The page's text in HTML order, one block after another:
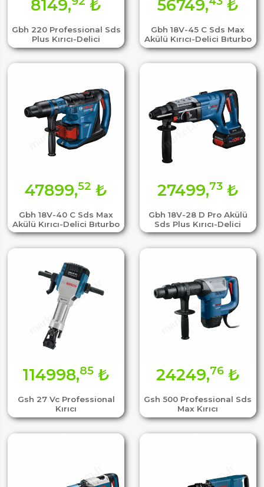
Gbh 220 Professional Sds
Plus Kırıcı-Delici
8149, ₺
Gbh 18V-45 C Sds Max
Akülü Kırıcı-Delici Bıturbo
56749, ₺
Gbh 18V-40 C Sds Max
Akülü Kırıcı-Delici Bıturbo
47899,52 ₺
Gbh 18V-28 D Pro Akülü
Sds Plus Kırıcı-Delici
27499,73₺
Gsh 27 Vc Professional
Kırıcı
114998,85 ₺
Gsh 500 Professional Sds
Max Kırıcı
24249,76₺